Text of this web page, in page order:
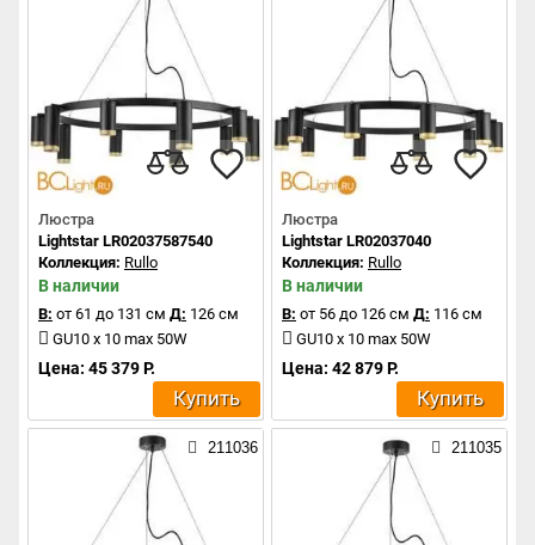
Люстра
Lightstar LR02037587540
Коллекция: Rullo
В наличии
В: от 61 до 131 см Д: 126 см
GU10 x 10 max 50W
Цена: 45 379 Р.
Купить
Люстра
Lightstar LR02037040
Коллекция: Rullo
В наличии
В: от 56 до 126 см Д: 116 см
GU10 x 10 max 50W
Цена: 42 879 Р.
Купить
211036 211035